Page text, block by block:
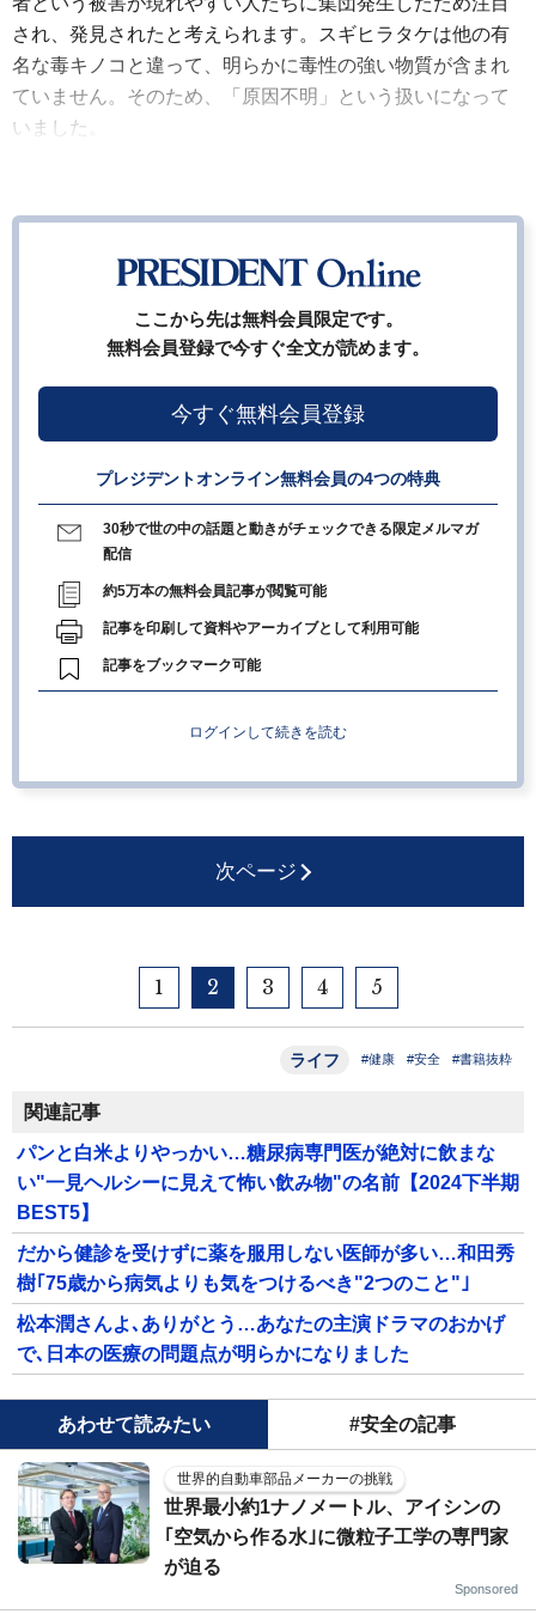
され、発見されたと考えられます。スギヒラタケは他の有
名な毒キノコと違って、明らかに毒性の強い物質が含まれ
ていません。そのため、「原因不明」という扱いになって
いました。
ここから先は無料会員限定です。
無料会員登録で今すぐ全文が読めます。
今すぐ無料会員登録
プレジデントオンライン無料会員の4つの特典
30秒で世の中の話題と動きがチェックできる限定メルマガ
配信
約5万本の無料会員記事が閲覧可能
記事を印刷して資料やアーカイブとして利用可能
記事をブックマーク可能
ログインして続きを読む
次ページ
1 2 3 4 5
ライフ #健康 #安全 #書籍抜粋
関連記事
パンと白米よりやっかい…糖尿病専門医が絶対に飲まな
い"一見ヘルシーに見えて怖い飲み物"の名前【2024下半期
BEST5】
だから健診を受けずに薬を服用しない医師が多い…和田秀
樹｢75歳から病気よりも気をつけるべき"2つのこと"｣
松本潤さんよ､ありがとう…あなたの主演ドラマのおかげ
で､日本の医療の問題点が明らかになりました
あわせて読みたい #安全の記事
世界的自動車部品メーカーの挑戦
世界最小約1ナノメートル、アイシンの
｢空気から作る水｣に微粒子工学の専門家
が迫る
Sponsored